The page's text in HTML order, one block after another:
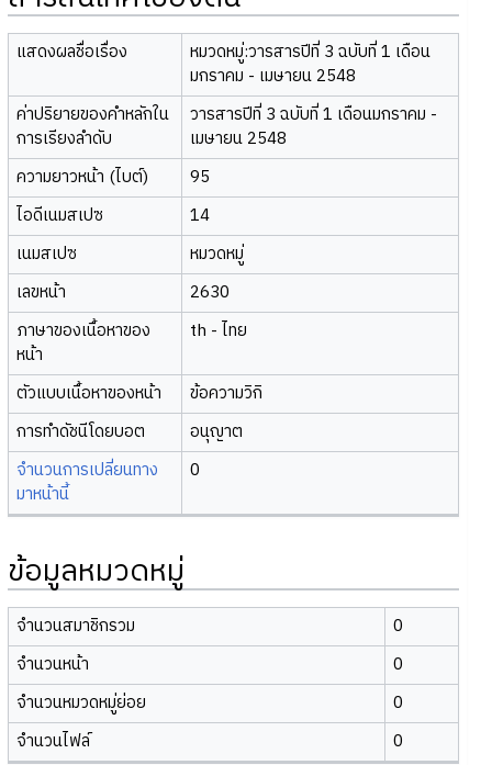
แสดงผลชื่อเรื่อง
หมวดหมู่:วารสารปีที่ 3 ฉบับที่ 1 เดือน
มกราคม - เมษายน 2548
ค่าปริยายของคำหลักใน
การเรียงลำดับ
วารสารปีที่ 3 ฉบับที่ 1 เดือนมกราคม -
เมษายน 2548
ความยาวหน้า (ไบต์)
95
ไอดีเนมสเปซ
14
เนมสเปซ
หมวดหมู่
เลขหน้า
2630
ภาษาของเนื้อหาของ
หน้า
th - ไทย
ตัวแบบเนื้อหาของหน้า
ข้อความวิกิ
การทำดัชนีโดยบอต
อนุญาต
จำนวนการเปลี่ยนทาง
มาหน้านี้
0
ข้อมูลหมวดหมู่
จำนวนสมาชิกรวม
0
จำนวนหน้า
0
จำนวนหมวดหมู่ย่อย
0
จำนวนไฟล์
0